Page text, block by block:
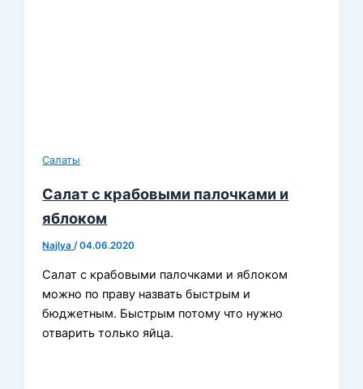
Салаты
Салат с крабовыми палочками и
яблоком
Najlya/04.06.2020
Салат с крабовыми палочками и яблоком
можно по праву назвать быстрым и
бюджетным. Быстрым потому что нужно
отварить только яйца.